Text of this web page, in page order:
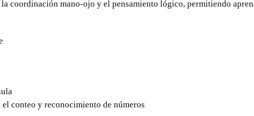
coordinación mano-ojo y el pensamiento lógico, permitiendo
conteo y reconocimiento de números